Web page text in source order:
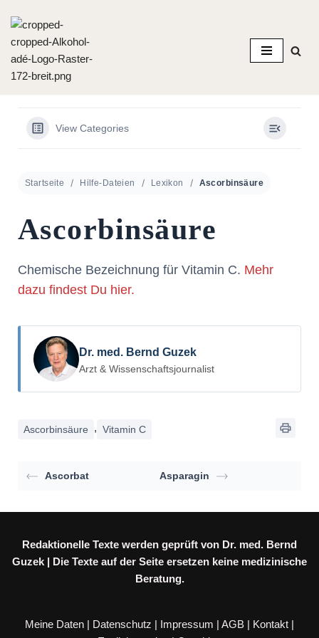
Zum
Inhalt
springen
View Categories
Startseite Hilfe-Dateien Lexikon Ascorbinsäure
Ascorbinsäure
Chemische Bezeichnung für Vitamin C. Mehr
dazu findest Du hier.
Dr. med. Bernd Guzek
Arzt & Wissenschaftsjournalist
Ascorbinsäure , Vitamin C
Ascorbat Asparagin
Redaktionelle Texte werden geprüft von Dr. med. Bernd
Guzek | Die Texte auf der Seite ersetzen keine medizinische
Beratung.
Meine Daten | Datenschutz | Impressum | AGB | Kontakt |